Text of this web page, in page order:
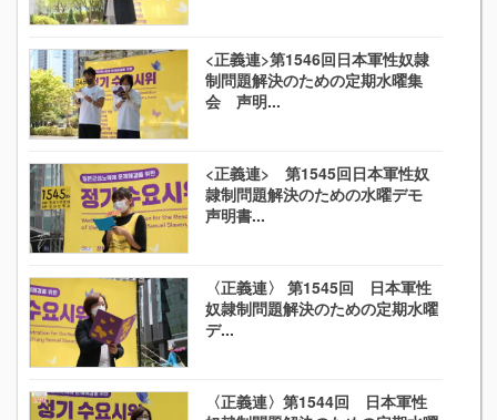
<正義連>第1546回日本軍性奴隷
制問題解決のための定期水曜集
会 声明...
<正義連> 第1545回日本軍性奴
隷制問題解決のための水曜デモ
声明書...
〈正義連〉 第1545回 日本軍性
奴隷制問題解決のための定期水曜
デ...
〈正義連〉第1544回 日本軍性